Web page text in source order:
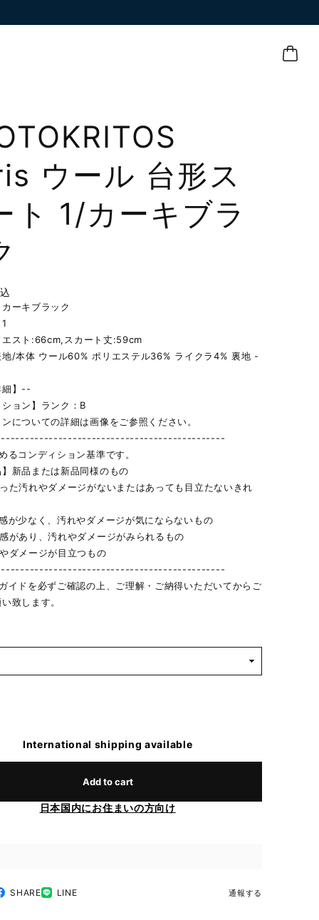
ウール 台形ス
ト 1/カーキブラ
ーキブラック
エスト:66cm,スカート丈:59cm
地/本体 ウール60% ポリエステル36% ライクラ4% 裏地 -
細】--
ョン】ランク：B
についての詳細は画像をご参照ください。
るコンディション基準です。
新品または新品同様のもの
た汚れやダメージがないまたはあっても目立たないきれ
が少なく、汚れやダメージが気にならないもの
があり、汚れやダメージがみられるもの
ダメージが目立つもの
イドを必ずご確認の上、ご理解・ご納得いただいてからご
致します。
International shipping available
Add to cart
日本国内にお住まいの方向け
SHARE LINE 通報する